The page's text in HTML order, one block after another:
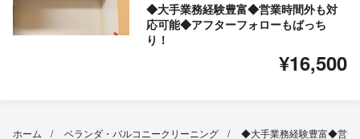
◆大手業務経験豊富◆営業時間外も対
応可能◆アフターフォローもばっち
り！
¥16,500
ホーム ベランダ・バルコニークリーニング
◆大手業務経験豊富◆営